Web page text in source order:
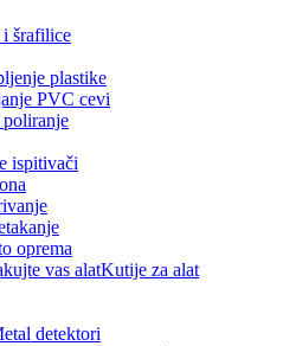
šrafilice
plastike
PVC cevi
poliranje
ispitivači
oprema
Kutije za alat
detektori